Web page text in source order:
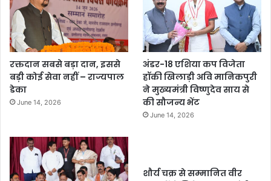
रक्तदान सबसे बड़ा दान, इससे
बड़ी कोई सेवा नहीं – राज्यपाल
डेका
June 14, 2026
अंडर-18 एशिया कप विजेता
हॉकी खिलाड़ी अवि मानिकपुरी
ने मुख्यमंत्री विष्णुदेव साय से
की सौजन्य भेंट
June 14, 2026
शौर्य चक्र से सम्मानित वीर